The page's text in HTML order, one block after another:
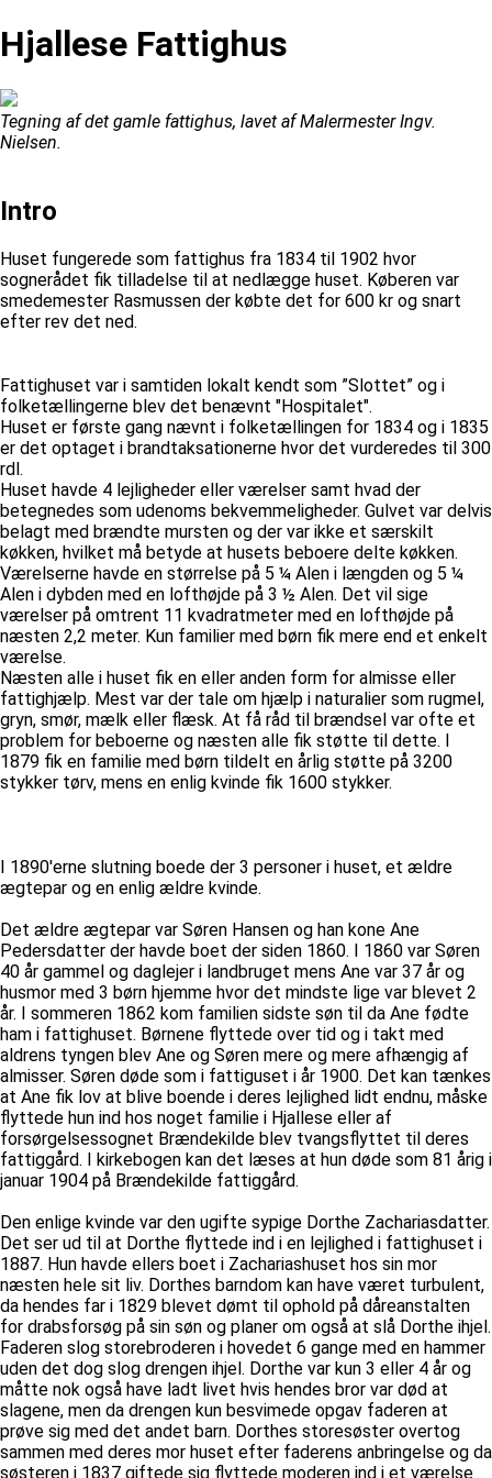
Hjallese Fattighus
Tegning af det gamle fattighus, lavet af Malermester Ingv.
Nielsen.
Intro
Huset fungerede som fattighus fra 1834 til 1902 hvor
sognerådet fik tilladelse til at nedlægge huset. Køberen var
smedemester Rasmussen der købte det for 600 kr og snart
efter rev det ned.
Fattighuset var i samtiden lokalt kendt som ”Slottet” og i
folketællingerne blev det benævnt "Hospitalet".
Huset er første gang nævnt i folketællingen for 1834 og i 1835
er det optaget i brandtaksationerne hvor det vurderedes til 300
rdl.
Huset havde 4 lejligheder eller værelser samt hvad der
betegnedes som udenoms bekvemmeligheder. Gulvet var delvis
belagt med brændte mursten og der var ikke et særskilt
køkken, hvilket må betyde at husets beboere delte køkken.
Værelserne havde en størrelse på 5 ¼ Alen i længden og 5 ¼
Alen i dybden med en lofthøjde på 3 ½ Alen. Det vil sige
værelser på omtrent 11 kvadratmeter med en lofthøjde på
næsten 2,2 meter. Kun familier med børn fik mere end et enkelt
værelse.
Næsten alle i huset fik en eller anden form for almisse eller
fattighjælp. Mest var der tale om hjælp i naturalier som rugmel,
gryn, smør, mælk eller flæsk. At få råd til brændsel var ofte et
problem for beboerne og næsten alle fik støtte til dette. I
1879 fik en familie med børn tildelt en årlig støtte på 3200
stykker tørv, mens en enlig kvinde fik 1600 stykker.
I 1890'erne slutning boede der 3 personer i huset, et ældre
ægtepar og en enlig ældre kvinde.
Det ældre ægtepar var Søren Hansen og han kone Ane
Pedersdatter der havde boet der siden 1860. I 1860 var Søren
40 år gammel og daglejer i landbruget mens Ane var 37 år og
husmor med 3 børn hjemme hvor det mindste lige var blevet 2
år. I sommeren 1862 kom familien sidste søn til da Ane fødte
ham i fattighuset. Børnene flyttede over tid og i takt med
aldrens tyngen blev Ane og Søren mere og mere afhængig af
almisser. Søren døde som i fattiguset i år 1900. Det kan tænkes
at Ane fik lov at blive boende i deres lejlighed lidt endnu, måske
flyttede hun ind hos noget familie i Hjallese eller af
forsørgelsessognet Brændekilde blev tvangsflyttet til deres
fattiggård. I kirkebogen kan det læses at hun døde som 81 årig i
januar 1904 på Brændekilde fattiggård.
Den enlige kvinde var den ugifte sypige Dorthe Zachariasdatter.
Det ser ud til at Dorthe flyttede ind i en lejlighed i fattighuset i
1887. Hun havde ellers boet i Zachariashuset hos sin mor
næsten hele sit liv. Dorthes barndom kan have været turbulent,
da hendes far i 1829 blevet dømt til ophold på dåreanstalten
for drabsforsøg på sin søn og planer om også at slå Dorthe ihjel.
Faderen slog storebroderen i hovedet 6 gange med en hammer
uden det dog slog drengen ihjel. Dorthe var kun 3 eller 4 år og
måtte nok også have ladt livet hvis hendes bror var død at
slagene, men da drengen kun besvimede opgav faderen at
prøve sig med det andet barn. Dorthes storesøster overtog
sammen med deres mor huset efter faderens anbringelse og da
søsteren i 1837 giftede sig flyttede moderen ind i et værelse